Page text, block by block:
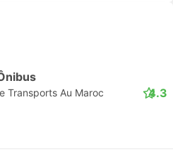
Transports Au Maroc 4.3